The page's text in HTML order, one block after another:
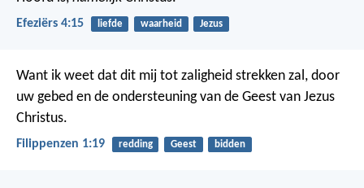
Efeziërs 4:15 liefde waarheid Jezus
Want ik weet dat dit mij tot zaligheid strekken zal, door
uw gebed en de ondersteuning van de Geest van Jezus
Christus.
Filippenzen 1:19 redding Geest bidden